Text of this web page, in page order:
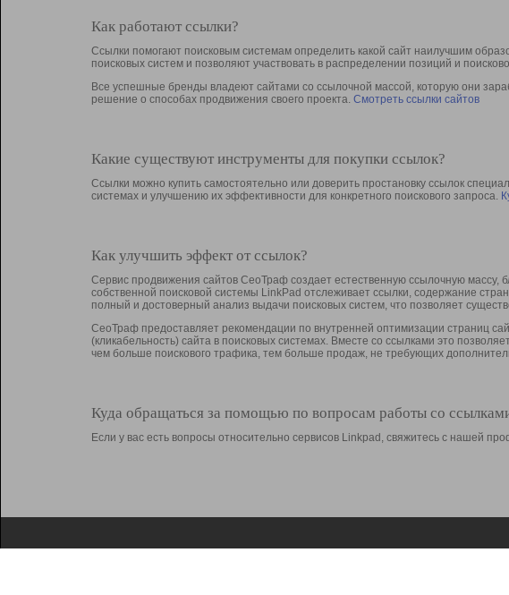
Как работают ссылки?
Ссылки помогают поисковым системам определить какой сайт наилучшим
поисковых систем и позволяют участвовать в раcпределении позиций и
Все успешные бренды владеют сайтами со ссылочной массой, которую они
решение о способах продвижения своего проекта. Смотреть ссылки сайтов
Какие существуют инструменты для покупки ссылок?
Ссылки можно купить самостоятельно или доверить простановку ссылок
системах и улучшению их эффективности для конкретного поискового запроса.
Как улучшить эффект от ссылок?
Сервис продвижения сайтов СеоТраф создает естественную ссылочную
собственной поисковой системы LinkPad отслеживает ссылки, содержание
полный и достоверный анализ выдачи поисковых систем, что позволяет
СеоТраф предоставляет рекомендации по внутренней оптимизации страниц
(кликабельность) сайта в поисковых системах. Вместе со ссылками это
чем больше поискового трафика, тем больше продаж, не требующих
Куда обращаться за помощью по вопросам работы со
Если у вас есть вопросы относительно сервисов Linkpad, свяжитесь с нашей